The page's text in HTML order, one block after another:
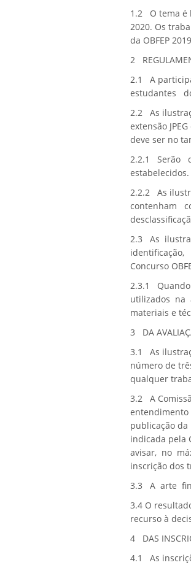
1.2 O tema é
2020. Os
da OBFEP
2
2.1 A
estudantes
2.2 As
extensão
deve ser no
2.2.1 Serão
estabelecidos.
2.2.2 As
contenham
2.3 As
Concurso
2.3.1
utilizados na
materiais e
3 DA
3.1 As
número de
qualquer
3.2 A
entendimento
publicação
indicada pela
avisar, no
inscrição dos
3.3 A arte
3.4 O
recurso à
4 DAS
4.1 As